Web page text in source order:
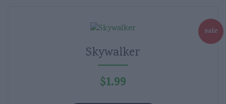
sale
Skywalker
$1.99